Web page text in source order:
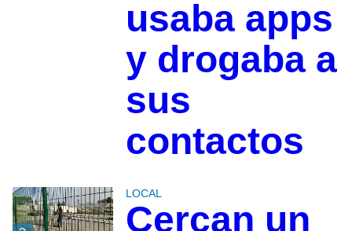
usaba apps
y drogaba a
sus
contactos
LOCAL
Cercan un